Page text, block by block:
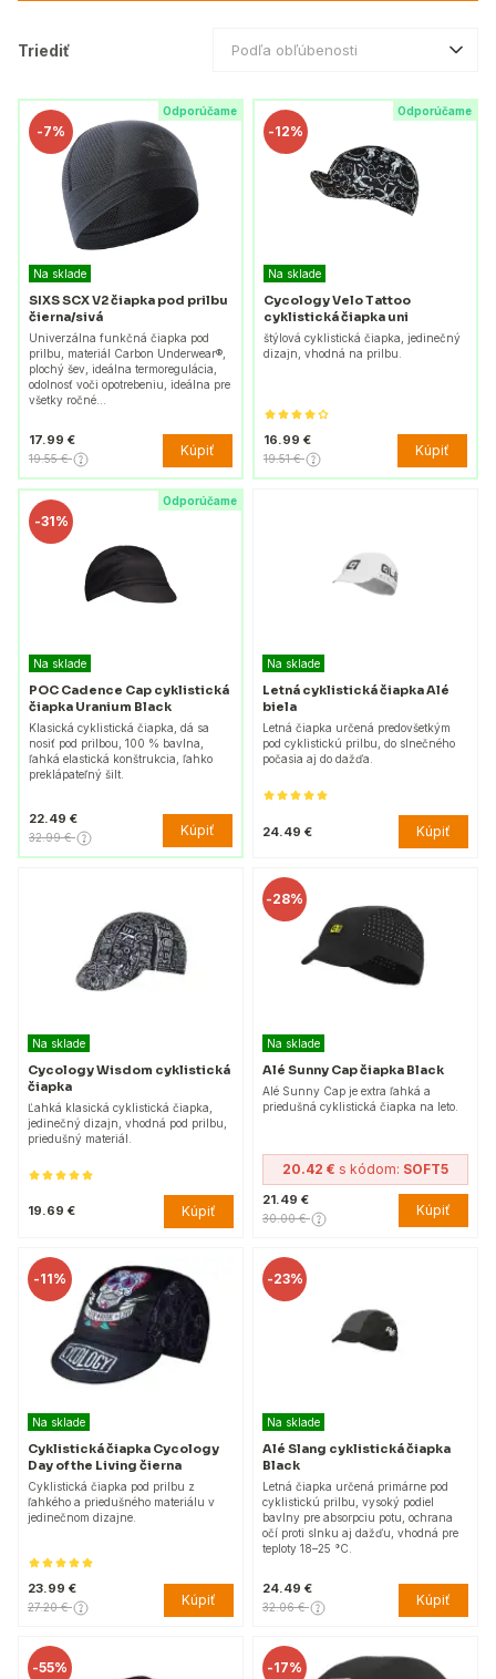
Triediť Podľa obľúbenosti
Odporúčame
-7%
Na sklade
SIXS SCX V2 čiapka pod prilbu
čierna/sivá
Univerzálna funkčná čiapka pod
prilbu, materiál Carbon Underwear®,
plochý šev, ideálna termoregulácia,
odolnosť voči opotrebeniu, ideálna pre
všetky ročné…
17.99 €
19.55 € Kúpiť
Odporúčame
-12%
Na sklade
Cycology Velo Tattoo
cyklistická čiapka uni
štýlová cyklistická čiapka, jedinečný
dizajn, vhodná na prilbu.
16.99 €
19.51 € Kúpiť
Odporúčame
-31%
Na sklade
POC Cadence Cap cyklistická
čiapka Uranium Black
Klasická cyklistická čiapka, dá sa
nosiť pod prilbou, 100 % bavlna,
ľahká elastická konštrukcia, ľahko
preklápateľný šilt.
22.49 €
32.99 € Kúpiť
Na sklade
Letná cyklistická čiapka Alé
biela
Letná čiapka určená predovšetkým
pod cyklistickú prilbu, do slnečného
počasia aj do dažďa.
24.49 € Kúpiť
Na sklade
Cycology Wisdom cyklistická
čiapka
Ľahká klasická cyklistická čiapka,
jedinečný dizajn, vhodná pod prilbu,
priedušný materiál.
19.69 € Kúpiť
-28%
Na sklade
Alé Sunny Cap čiapka Black
Alé Sunny Cap je extra ľahká a
priedušná cyklistická čiapka na leto.
20.42 € s kódom: SOFT5
21.49 €
30.00 € Kúpiť
-11%
Na sklade
Cyklistická čiapka Cycology
Day of the Living čierna
Cyklistická čiapka pod prilbu z
ľahkého a priedušného materiálu v
jedinečnom dizajne.
23.99 €
27.20 € Kúpiť
-23%
Na sklade
Alé Slang cyklistická čiapka
Black
Letná čiapka určená primárne pod
cyklistickú prilbu, vysoký podiel
bavlny pre absorpciu potu, ochrana
očí proti slnku aj dažďu, vhodná pre
teploty 18–25 °C.
24.49 €
32.06 € Kúpiť
-55% -17%